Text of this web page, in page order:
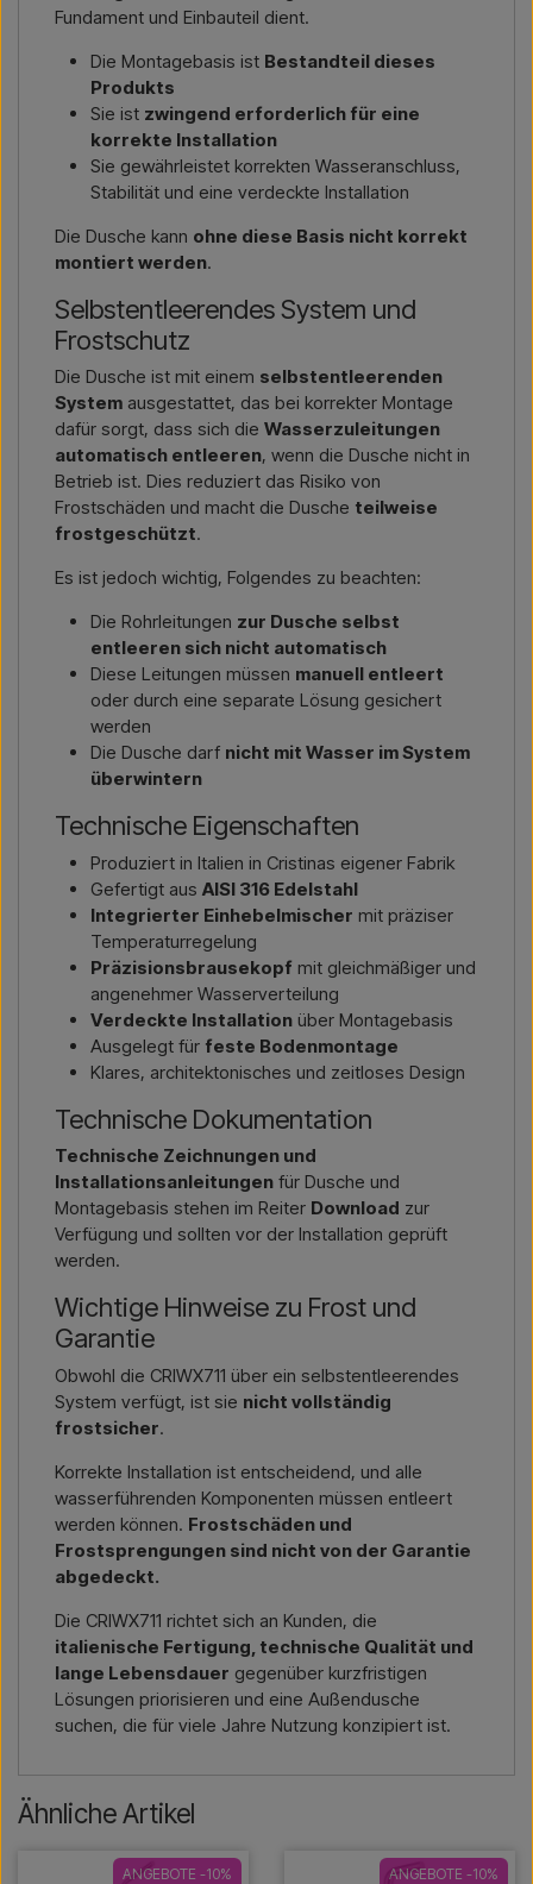
Fundament und Einbauteil dient.
Die Montagebasis ist Bestandteil dieses
Produkts
Sie ist zwingend erforderlich für eine
korrekte Installation
Sie gewährleistet korrekten Wasseranschluss,
Stabilität und eine verdeckte Installation
Die Dusche kann ohne diese Basis nicht korrekt
montiert werden.
Selbstentleerendes System und
Frostschutz
Die Dusche ist mit einem selbstentleerenden
System ausgestattet, das bei korrekter Montage
dafür sorgt, dass sich die Wasserzuleitungen
automatisch entleeren, wenn die Dusche nicht in
Betrieb ist. Dies reduziert das Risiko von
Frostschäden und macht die Dusche teilweise
frostgeschützt.
Es ist jedoch wichtig, Folgendes zu beachten:
Die Rohrleitungen zur Dusche selbst
entleeren sich nicht automatisch
Diese Leitungen müssen manuell entleert
oder durch eine separate Lösung gesichert
werden
Die Dusche darf nicht mit Wasser im System
überwintern
Technische Eigenschaften
Produziert in Italien in Cristinas eigener Fabrik
Gefertigt aus AISI 316 Edelstahl
Integrierter Einhebelmischer mit präziser
Temperaturregelung
Präzisionsbrausekopf mit gleichmäßiger und
angenehmer Wasserverteilung
Verdeckte Installation über Montagebasis
Ausgelegt für feste Bodenmontage
Klares, architektonisches und zeitloses Design
Technische Dokumentation
Technische Zeichnungen und
Installationsanleitungen für Dusche und
Montagebasis stehen im Reiter Download zur
Verfügung und sollten vor der Installation geprüft
werden.
Wichtige Hinweise zu Frost und
Garantie
Obwohl die CRIWX711 über ein selbstentleerendes
System verfügt, ist sie nicht vollständig
frostsicher.
Korrekte Installation ist entscheidend, und alle
wasserführenden Komponenten müssen entleert
werden können. Frostschäden und
Frostsprengungen sind nicht von der Garantie
abgedeckt.
Die CRIWX711 richtet sich an Kunden, die
italienische Fertigung, technische Qualität und
lange Lebensdauer gegenüber kurzfristigen
Lösungen priorisieren und eine Außendusche
suchen, die für viele Jahre Nutzung konzipiert ist.
Ähnliche Artikel
ANGEBOTE -10% ANGEBOTE -10%